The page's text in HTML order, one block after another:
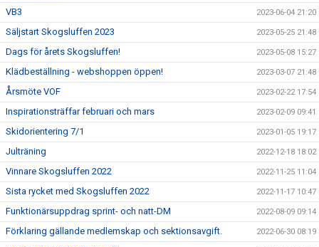
VB3 2023-06-04 21:20
Säljstart Skogsluffen 2023 2023-05-25 21:48
Dags för årets Skogsluffen! 2023-05-08 15:27
Klädbeställning - webshoppen öppen! 2023-03-07 21:48
Årsmöte VOF 2023-02-22 17:54
Inspirationsträffar februari och mars 2023-02-09 09:41
Skidorientering 7/1 2023-01-05 19:17
Julträning 2022-12-18 18:02
Vinnare Skogsluffen 2022 2022-11-25 11:04
Sista rycket med Skogsluffen 2022 2022-11-17 10:47
Funktionärsuppdrag sprint- och natt-DM 2022-08-09 09:14
Förklaring gällande medlemskap och sektionsavgift. 2022-06-30 08:19